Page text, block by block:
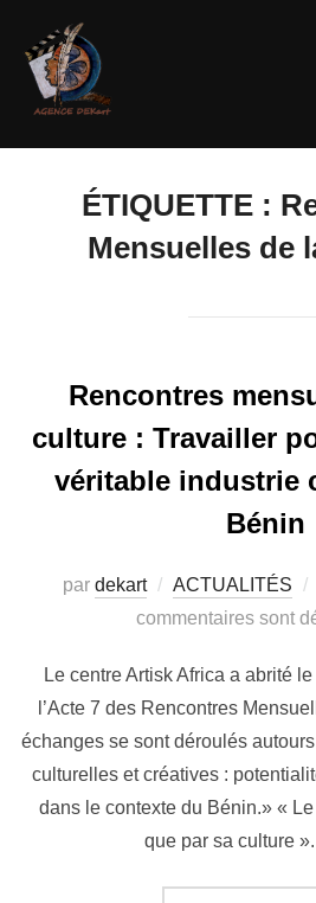
ÉTIQUETTE :
Mensuelles de
Rencontres
culture : Travailler
véritable industrie
Bénin
par dekart ACTUALITÉS
commentaires sont
Le centre Artisk Africa a abrité
l’Acte 7 des Rencontres
échanges se sont déroulés
culturelles et créatives :
dans le contexte du Bénin.» «
que par sa culture